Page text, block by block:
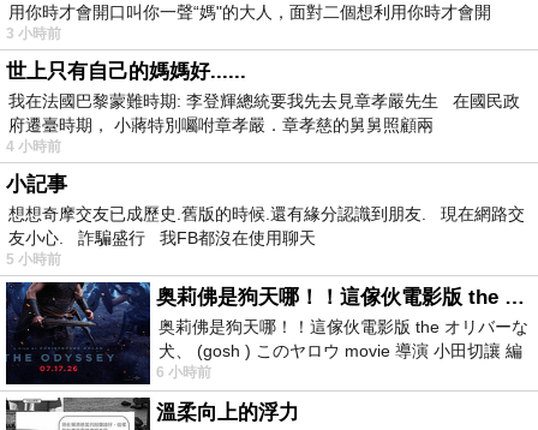
用你時才會開口叫你一聲“媽"的大人，面對二個想利用你時才會開
3 小時前
世上只有自己的媽媽好......
我在法國巴黎蒙難時期: 李登輝總統要我先去見章孝嚴先生 在國民政
府遷臺時期， 小蔣特別囑咐章孝嚴．章孝慈的舅舅照顧兩
4 小時前
小記事
想想奇摩交友已成歷史.舊版的時候.還有緣分認識到朋友. 現在網路交
友小心. 詐騙盛行 我FB都沒在使用聊天
5 小時前
奥莉佛是狗天哪！！這傢伙電影版 the オリバーな犬、 (gosh ) このヤロウ movie
奥莉佛是狗天哪！！這傢伙電影版 the オリバーな
犬、 (gosh ) このヤロウ movie 導演 小田切讓 編
劇: 小田切讓 主演: 小田切讓
6 小時前
溫柔向上的浮力